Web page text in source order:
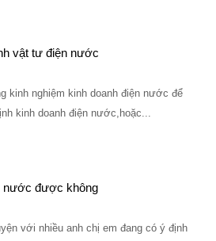
vật tư điện nước
kinh nghiệm kinh doanh điện nước để
kinh doanh điện nước,hoặc...
nước được không
với nhiều anh chị em đang có ý định